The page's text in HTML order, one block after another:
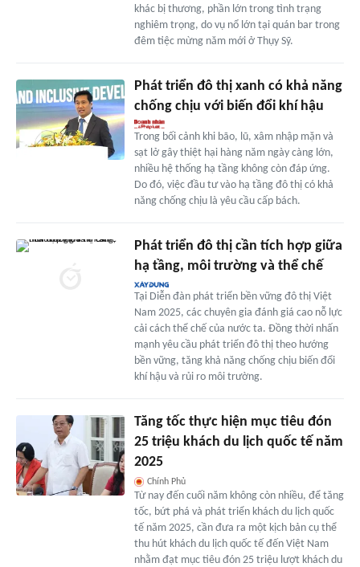
khác bị thương, phần lớn trong tình trạng
nghiêm trọng, do vụ nổ lớn tại quán bar trong
đêm tiệc mừng năm mới ở Thụy Sỹ.
Phát triển đô thị xanh có khả năng
chống chịu với biến đổi khí hậu
Trong bối cảnh khi bão, lũ, xâm nhập mặn và
sạt lở gây thiệt hại hàng năm ngày càng lớn,
nhiều hệ thống hạ tầng không còn đáp ứng.
Do đó, việc đầu tư vào hạ tầng đô thị có khả
năng chống chịu là yêu cầu cấp bách.
Phát triển đô thị cần tích hợp giữa
hạ tầng, môi trường và thể chế
Tại Diễn đàn phát triển bền vững đô thị Việt
Nam 2025, các chuyên gia đánh giá cao nỗ lực
cải cách thể chế của nước ta. Đồng thời nhấn
mạnh yêu cầu phát triển đô thị theo hướng
bền vững, tăng khả năng chống chịu biến đổi
khí hậu và rủi ro môi trường.
Tăng tốc thực hiện mục tiêu đón
25 triệu khách du lịch quốc tế năm
2025
Chính Phủ
Từ nay đến cuối năm không còn nhiều, để tăng
tốc, bứt phá và phát triển khách du lịch quốc
tế năm 2025, cần đưa ra một kịch bản cụ thể
thu hút khách du lịch quốc tế đến Việt Nam
nhằm đạt mục tiêu đón 25 triệu lượt khách du